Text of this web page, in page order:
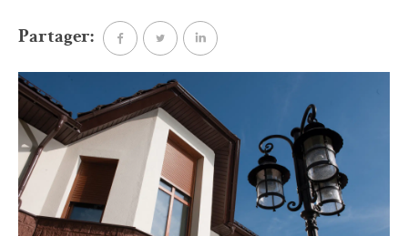
Partager: